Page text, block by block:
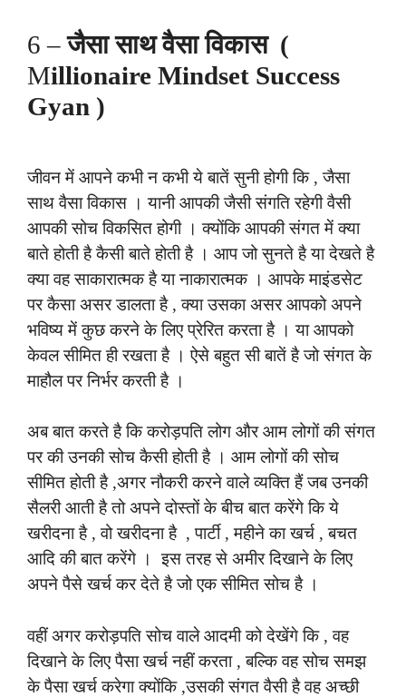
6 –जैसा साथ वैसा विकास (
Millionaire Mindset Success
Gyan )
जीवन में आपने कभी न कभी ये बातें सुनी होगी कि , जैसा
साथ वैसा विकास । यानी आपकी जैसी संगति रहेगी वैसी
आपकी सोच विकसित होगी । क्योंकि आपकी संगत में क्या
बाते होती है कैसी बाते होती है । आप जो सुनते है या देखते है
क्या वह साकारात्मक है या नाकारात्मक । आपके माइंडसेट
पर कैसा असर डालता है , क्या उसका असर आपको अपने
भविष्य में कुछ करने के लिए प्रेरित करता है । या आपको
केवल सीमित ही रखता है । ऐसे बहुत सी बातें है जो संगत के
माहौल पर निर्भर करती है ।
अब बात करते है कि करोड़पति लोग और आम लोगों की संगत
पर की उनकी सोच कैसी होती है । आम लोगों की सोच
सीमित होती है ,अगर नौकरी करने वाले व्यक्ति हैं जब उनकी
सैलरी आती है तो अपने दोस्तों के बीच बात करेंगे कि ये
खरीदना है , वो खरीदना है , पार्टी , महीने का खर्च , बचत
आदि की बात करेंगे । इस तरह से अमीर दिखाने के लिए
अपने पैसे खर्च कर देते है जो एक सीमित सोच है ।
वहीं अगर करोड़पति सोच वाले आदमी को देखेंगे कि , वह
दिखाने के लिए पैसा खर्च नहीं करता , बल्कि वह सोच समझ
के पैसा खर्च करेगा क्योंकि ,उसकी संगत वैसी है वह अच्छी